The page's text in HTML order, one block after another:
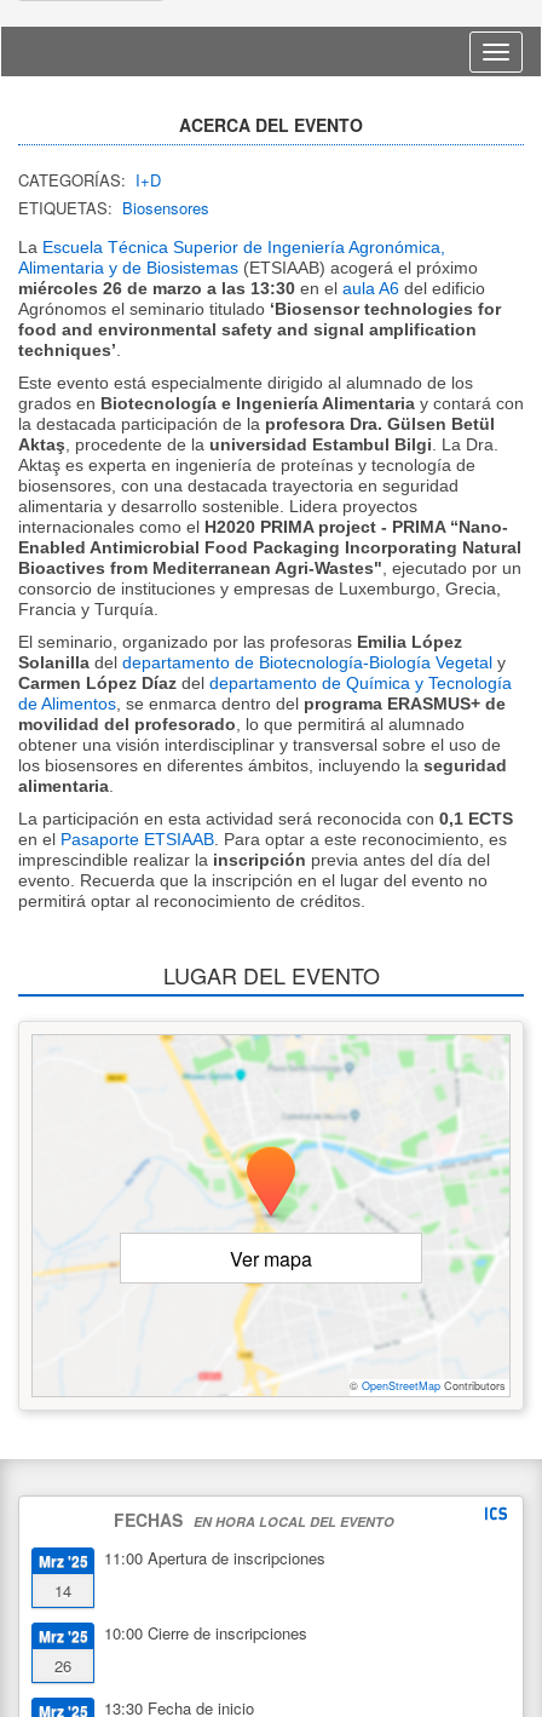
Idioma
ACERCA DEL EVENTO
CATEGORÍAS: I+D
ETIQUETAS: Biosensores
La Escuela Técnica Superior de Ingeniería Agronómica,
Alimentaria y de Biosistemas (ETSIAAB) acogerá el próximo
miércoles 26 de marzo a las 13:30 en el aula A6 del edificio
Agrónomos el seminario titulado ‘Biosensor technologies for
food and environmental safety and signal amplification
techniques’
Este evento está especialmente dirigido al alumnado de los
grados en Biotecnología e Ingeniería Alimentaria y contará con
la destacada participación de la profesora Dra. Gülsen Betül
Aktaş , procedente de la universidad Estambul Bilgi . La Dra.
Aktaş es experta en ingeniería de proteínas y tecnología de
biosensores, con una destacada trayectoria en seguridad
alimentaria y desarrollo sostenible. Lidera proyectos
internacionales como el H2020 PRIMA project - PRIMA “Nano-
Enabled Antimicrobial Food Packaging Incorporating Natural
Bioactives from Mediterranean Agri-Wastes" , ejecutado por un
consorcio de instituciones y empresas de Luxemburgo, Grecia,
Francia y Turquía.
El seminario, organizado por las profesoras Emilia López
Solanilla del departamento de Biotecnología-Biología Vegetal y
Carmen López Díaz del departamento de Química y Tecnología
de Alimentos , se enmarca dentro del programa ERASMUS+ de
movilidad del profesorado , lo que permitirá al alumnado
obtener una visión interdisciplinar y transversal sobre el uso de
los biosensores en diferentes ámbitos, incluyendo la seguridad
alimentaria
La participación en esta actividad será reconocida con 0,1 ECTS
en el Pasaporte ETSIAAB . Para optar a este reconocimiento, es
imprescindible realizar la inscripción previa antes del día del
evento. Recuerda que la inscripción en el lugar del evento no
permitirá optar al reconocimiento de créditos.
LUGAR DEL EVENTO
Ver mapa
© OpenStreetMap Contributors
FECHAS EN HORA LOCAL DEL EVENTO
Mrz '25
14
11:00 Apertura de inscripciones
Mrz '25
26
10:00 Cierre de inscripciones
Mrz '25 13:30 Fecha de inicio